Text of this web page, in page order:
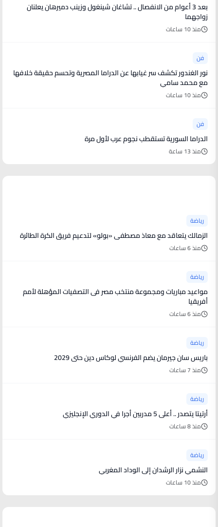
بعد 3 أعوام من الانفصال .. تشاغان شينغول وزينب دميرهان يعلنان
زواجهما
منذ 10 ساعات
فن
نور الغندور تكشف سر غيابها عن الدراما المصرية وتحسم حقيقة خلافها
مع محمد سامي
منذ 10 ساعات
فن
الدراما السورية تستقطب نجوم عرب لأول مرة
منذ 13 ساعة
رياضة
الزمالك يتعاقد مع معاذ مصطفى «بولو» لتدعيم فريق الكرة الطائرة
منذ 6 ساعات
رياضة
مواعيد مباريات ومجموعة منتخب مصر فى التصفيات المؤهلة لأمم
أفريقيا
منذ 6 ساعات
رياضة
باريس سان جيرمان يضم الفرنسي لوكاس دين حتى 2029
منذ 7 ساعات
رياضة
أرتيتا يتصدر .. أعلى 5 مدربين أجرا في الدوري الإنجليزي
منذ 8 ساعات
رياضة
النشمي نزار الرشدان إلى الوداد المغربي
منذ 10 ساعات